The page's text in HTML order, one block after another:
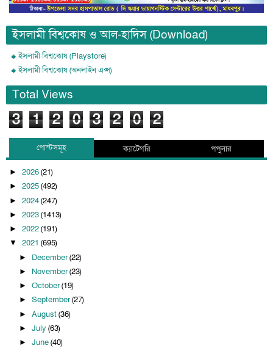
ইসলামী বিশ্বকোষ ও আল-হাদিস (Download)
ইসলামী বিশ্বকোষ (Playstore)
ইসলামী বিশ্বকোষ (অনলাইন এপ্স)
Total Views
3 1 2 0 3 2 0 2
পোস্টসমূহ ক্যাটেগরি পপুলার
► 2026(21)
► 2025(492)
► 2024(247)
► 2023(1413)
► 2022(191)
▼ 2021 (695)
► December(22)
► November(23)
► October(19)
► September(27)
► August(36)
► July (63)
► June(40)